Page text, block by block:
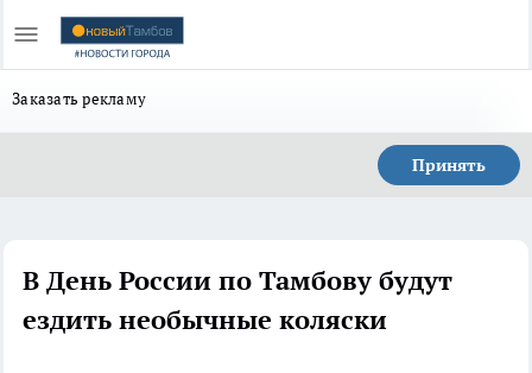
Заказать рекламу
Принять
В День России по Тамбову будут
ездить необычные коляски